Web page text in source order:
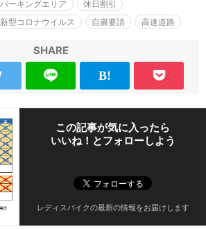
パーキングエリア
休日割引
新型コロナウイルス 自粛要請 高速道路
SHARE
この記事が気に入ったら
いいね！とフォローしよう
レディスバイクの最新の情報をお届けします